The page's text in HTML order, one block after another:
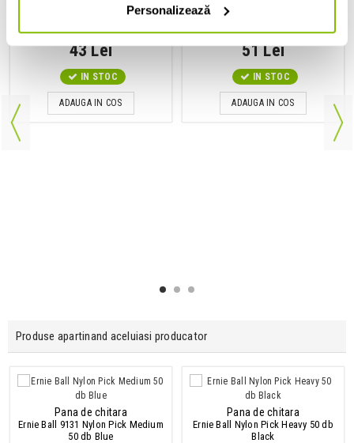
Personalizează
Dunlop Ultraglide 65 6582
43 Lei
IN STOC
ADAUGA IN COS
51 Lei
IN STOC
ADAUGA IN COS
Produse apartinand aceluiasi producator
Pana de chitara
Ernie Ball 9131 Nylon Pick Medium
50 db Blue
Pana de chitara
Ernie Ball Nylon Pick Heavy 50 db
Black